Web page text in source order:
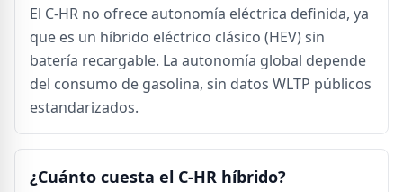
El C-HR no ofrece autonomía eléctrica definida, ya
que es un híbrido eléctrico clásico (HEV) sin
batería recargable. La autonomía global depende
del consumo de gasolina, sin datos WLTP públicos
estandarizados.
¿Cuánto cuesta el C-HR híbrido?